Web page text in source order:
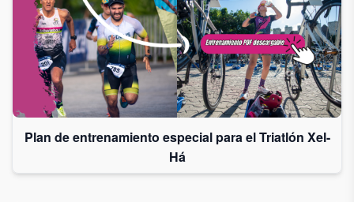
Plan de entrenamiento especial para el Triatlón Xel-
Há